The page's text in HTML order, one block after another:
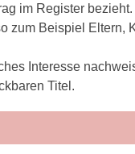
im Register bezieht.
zum Beispiel Eltern,
Interesse
Titel.